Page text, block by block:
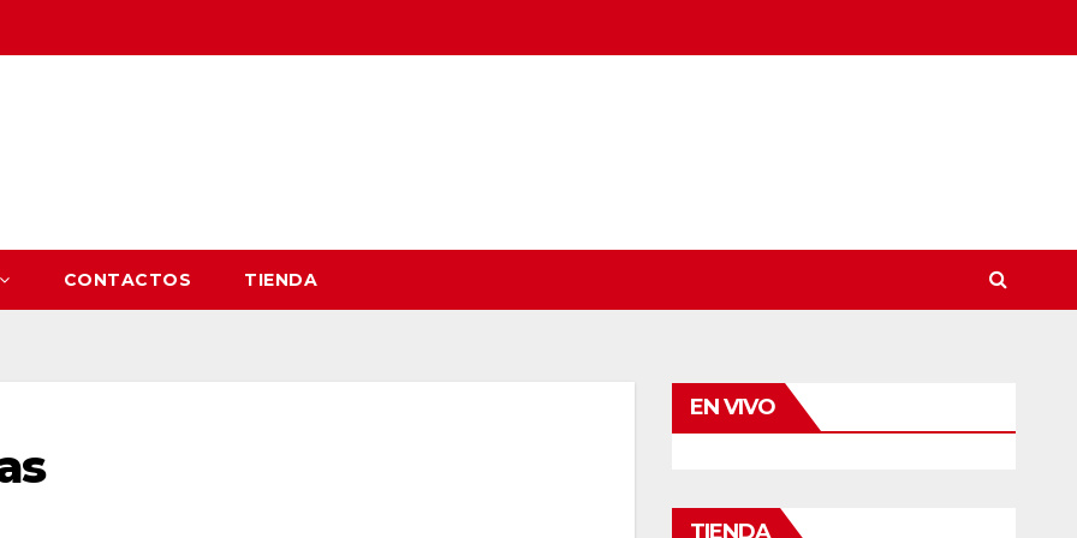
CONTACTOS TIENDA
EN VIVO
TIENDA